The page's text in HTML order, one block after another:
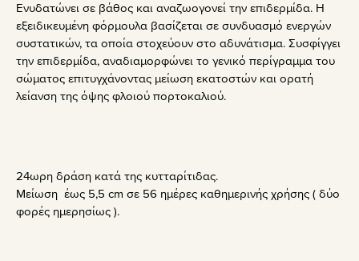
Ενυδατώνει σε βάθος και αναζωογονεί την επιδερμίδα. Η
εξειδικευμένη φόρμουλα βασίζεται σε συνδυασμό ενεργών
συστατικών, τα οποία στοχεύουν στο αδυνάτισμα. Συσφίγγει
την επιδερμίδα, αναδιαμορφώνει το γενικό περίγραμμα του
σώματος επιτυγχάνοντας μείωση εκατοστών και ορατή
λείανση της όψης φλοιού πορτοκαλιού.
24ωρη δράση κατά της κυτταρίτιδας.
Μείωση έως 5,5 cm σε 56 ημέρες καθημερινής χρήσης ( δύο
φορές ημερησίως ).